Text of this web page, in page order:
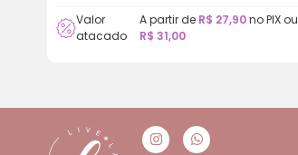
Valor
atacado
A partir de R$ 27,90no PIX ou
R$ 31,00